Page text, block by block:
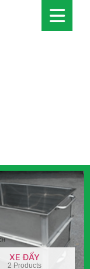
XE ĐẨY
2 Products